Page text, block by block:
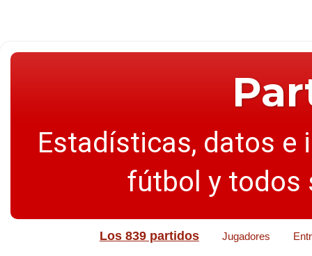
Estadísticas, datos e
fútbol y todos
Los 839 partidos Jugadores